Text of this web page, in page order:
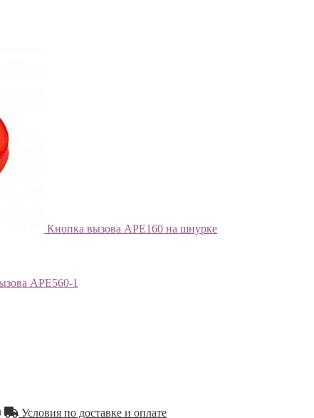
Кнопка вызова APE160 на шнурке
АРЕ560-1
Условия по доставке и оплате